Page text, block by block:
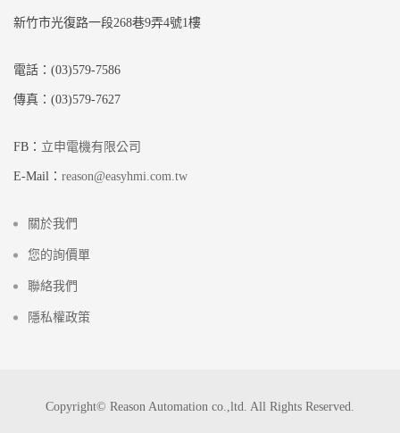
新竹市光復路一段268巷9弄4號1樓
電話：(03)579-7586
傳真：(03)579-7627
FB： 立申電機有限公司
E-Mail： reason@easyhmi.com.tw
關於我們
您的詢價單
聯絡我們
隱私權政策
Copyright© Reason Automation co.,ltd. All Rights Reserved.